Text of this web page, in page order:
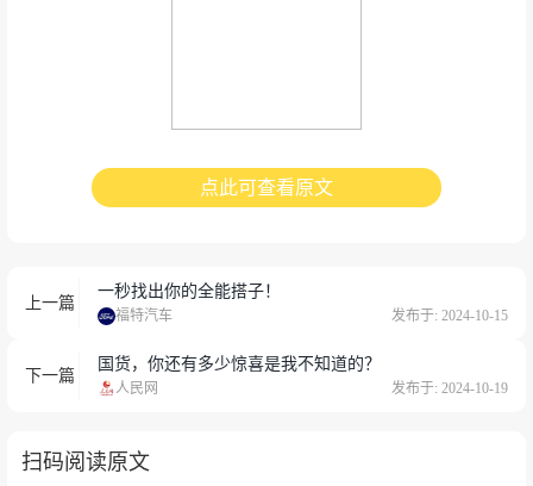
点此可查看原文
上一篇
一秒找出你的全能搭子！
福特汽车 发布于: 2024-10-15
下一篇
国货，你还有多少惊喜是我不知道的？
人民网 发布于: 2024-10-19
扫码阅读原文